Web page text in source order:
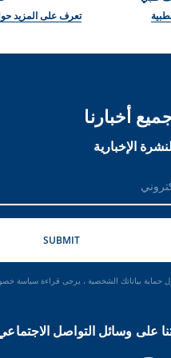
تعرف على المزيد
أخبارنا
الإخبارية
حماية بياناتك الشخصية ، يرجى قراءة سياسة
على وسائل التواصل